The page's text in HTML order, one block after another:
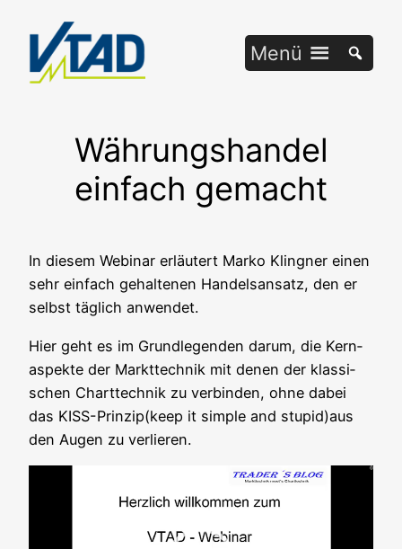
springen
Menü
Währungshandel
einfach gemacht
In die­sem Web­i­nar erläu­tert Mar­ko Kling­ner einen
sehr ein­fach gehal­te­nen Han­dels­an­satz, den er
selbst täg­lich anwendet.
Hier geht es im Grund­le­gen­den dar­um, die Kern­
aspek­te der Markt­tech­nik mit denen der klas­si­
schen Chart­tech­nik zu ver­bin­den, ohne dabei
das KISS-Prinzip(keep it simp­le and stupid)aus
den Augen zu verlieren.